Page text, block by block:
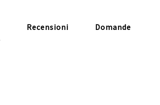
Recensioni Domande